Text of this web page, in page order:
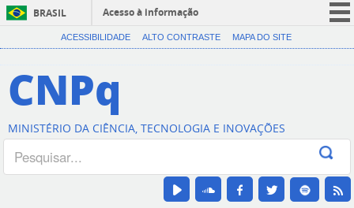
BRASIL
Acesso à informação
CORONAVÍRUS (COVID-19)
Canais
ACESSIBILIDADE ALTO CONTRASTE MAPA DO SITE
CNPq
MINISTÉRIO DA CIÊNCIA, TECNOLOGIA E INOVAÇÕES